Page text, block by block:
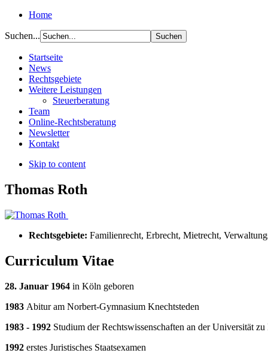
Home
Suchen...
Startseite
News
Rechtsgebiete
Weitere Leistungen
Steuerberatung
Team
Online-Rechtsberatung
Newsletter
Kontakt
Skip to content
Thomas Roth
Rechtsgebiete: Familienrecht, Erbrecht, Mietrecht,
Curriculum Vitae
28. Januar 1964 in Köln geboren
1983 Abitur am Norbert-Gymnasium Knechtsteden
1983 - 1992 Studium der Rechtswissenschaften an der Universität
1992 erstes Juristisches Staatsexamen